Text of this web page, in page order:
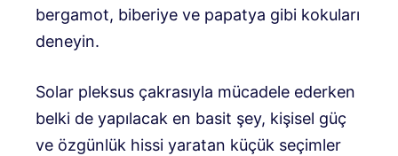
bergamot, biberiye ve papatya gibi kokuları
deneyin.
Solar pleksus çakrasıyla mücadele ederken
belki de yapılacak en basit şey, kişisel güç
ve özgünlük hissi yaratan küçük seçimler